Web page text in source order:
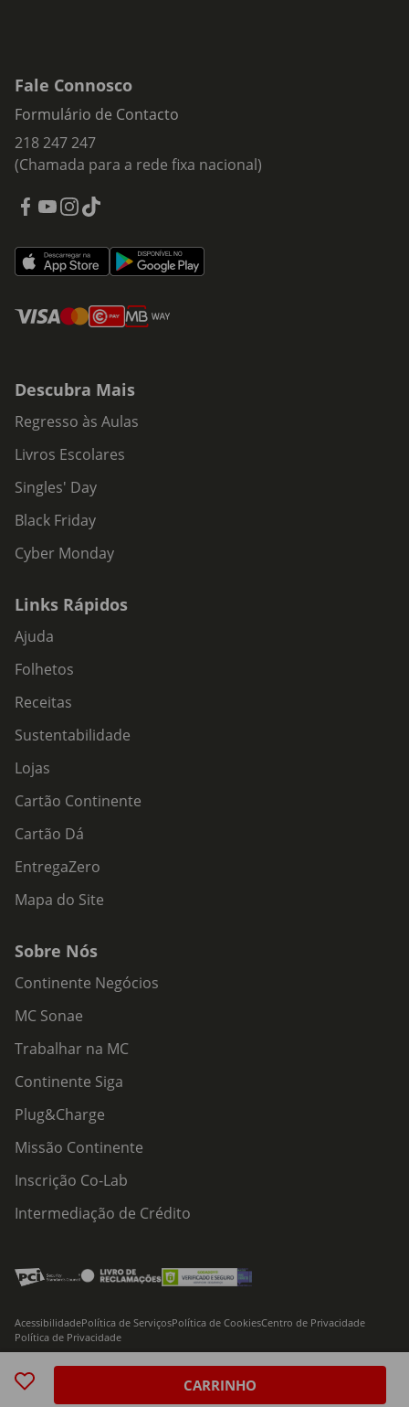
CARRINHO
Fale Connosco
Formulário de Contacto
218 247 247
(Chamada para a rede fixa nacional)
Descubra Mais
Regresso às Aulas
Livros Escolares
Singles' Day
Black Friday
Cyber Monday
Links Rápidos
Ajuda
Folhetos
Receitas
Sustentabilidade
Lojas
Cartão Continente
Cartão Dá
EntregaZero
Mapa do Site
Sobre Nós
Continente Negócios
MC Sonae
Trabalhar na MC
Continente Siga
Plug&Charge
Missão Continente
Inscrição Co-Lab
Intermediação de Crédito
© 2026 Modelo Continente Hipermercados, S.A. Todos os direitos reservados
AcessibilidadePolítica de ServiçosPolítica de CookiesCentro de Privacidade
Política de Privacidade